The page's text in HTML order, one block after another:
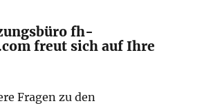
fh-
freut sich auf Ihre
Fragen zu den